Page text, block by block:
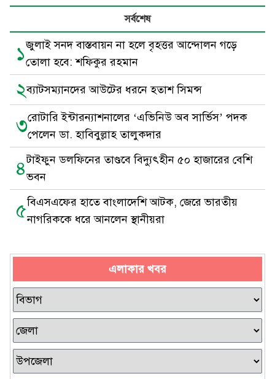
সর্বশেষ
১জুলাই সনদ বাস্তবায়ন না হলে বৃহত্তর আন্দোলন গড়ে
তোলা হবে: শফিকুর রহমান
২ব্যাটসম্যানদের আউটের ধরনে হতাশ সিমন্স
৩রোটারি ইন্টারন্যাশনালের ‘এভিনিউ অব সার্ভিস’ পদক
পেলেন ডা. হাবিবুল্লাহ তালুকদার
৪টাইফুন ডলফিনের তাণ্ডবে বিদ্যুৎহীন ৫০ হাজারের বেশি
ভবন
৫বিএসএফের হাতে বাংলাদেশি আটক, জেরে ভারতীয়
নাগরিককে ধরে আনলেন স্থানীয়রা
এলাকার খবর